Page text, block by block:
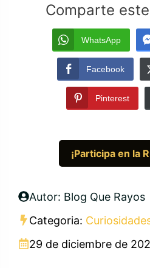
Comparte
WhatsApp
Facebook
Pinterest
¡Participa en la
Autor: Blog Que Rayos
Categoria:
29 de diciembre de